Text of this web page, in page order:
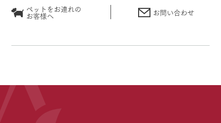
ペットをお連れの
お客様へ お問い合わせ